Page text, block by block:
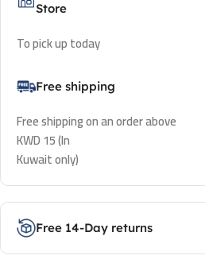
Store
To pick up today
Free shipping
Free shipping on an order above
KWD 15 (In
Kuwait only)
Free 14-Day returns